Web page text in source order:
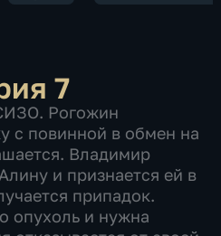
7
Рогожин
с повинной в обмен на
Владимир
и признается ей в
припадок.
опухоль и нужна